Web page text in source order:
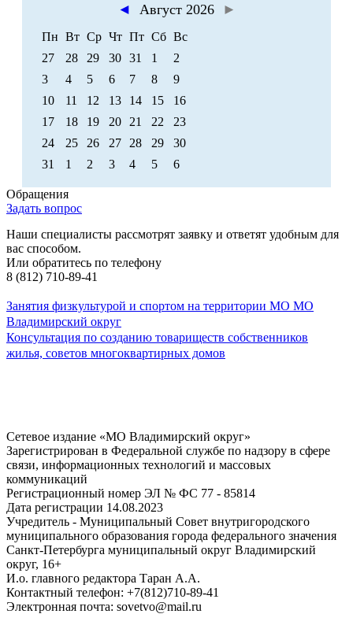
◄
Август 2026 ►
Пн Вт Ср Чт Пт Сб Вс
27
28 29 30 31 1
2
3
4 5 6 7 8
9
10
11 12 13 14 15
16
17
18 19 20 21 22
23
24
25 26 27 28 29
30
31
1 2 3 4 5 6
Обращения
Задать вопрос
Наши специалисты рассмотрят заявку и ответят удобным для
вас способом.
Или обратитесь по телефону
8 (812) 710-89-41
Занятия физкультурой и спортом на территории МО МО
Владимирский округ
Консультация по созданию товариществ собственников
жилья, советов многоквартирных домов
Сетевое издание «МО Владимирский округ»
Зарегистрирован в Федеральной службе по надзору в сфере
связи, информационных технологий и массовых
коммуникаций
Регистрационный номер ЭЛ № ФС 77 - 85814
Дата регистрации 14.08.2023
Учредитель - Муниципальный Совет внутригородского
муниципального образования города федерального значения
Санкт-Петербурга муниципальный округ Владимирский
округ, 16+
И.о. главного редактора Таран А.А.
Контактный телефон: +7(812)710-89-41
Электронная почта: sovetvo@mail.ru